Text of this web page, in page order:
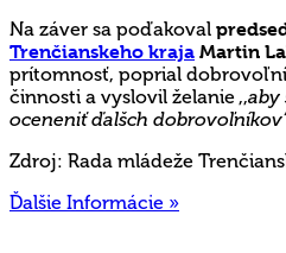
Na záver sa poďakoval
Trenčianskeho kraja Martin
prítomnosť, poprial
činnosti a vyslovil želanie ,,aby
oceneniť ďalšch
Zdroj: Rada mládeže
Ďalšie Informácie »